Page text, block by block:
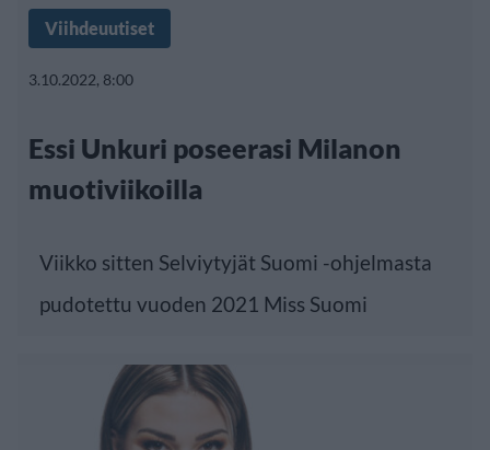
Viihdeuutiset
3.10.2022, 8:00
Essi Unkuri poseerasi Milanon
muotiviikoilla
Viikko sitten Selviytyjät Suomi -ohjelmasta
pudotettu vuoden 2021 Miss Suomi